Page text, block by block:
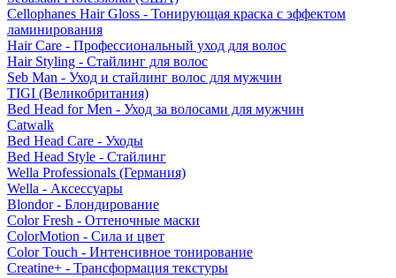
Cellophanes Hair Gloss - Тонирующая краска с эффектом
ламинирования
Hair Care - Профессиональный уход для волос
Hair Styling - Стайлинг для волос
Seb Man - Уход и стайлинг волос для мужчин
TIGI (Великобритания)
Bed Head for Men - Уход за волосами для мужчин
Catwalk
Bed Head Care - Уходы
Bed Head Style - Стайлинг
Wella Professionals (Германия)
Wella - Аксессуары
Blondor - Блондирование
Color Fresh - Оттеночные маски
ColorMotion - Сила и цвет
Color Touch - Интенсивное тонирование
Creatine+ - Трансформация текстуры